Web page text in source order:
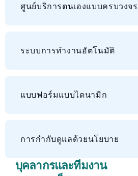
ศูนย์บริการตนเองแบบครบวงจร
ระบบการทำงานอัตโนมัติ
แบบฟอร์มแบบไดนามิก
การกำกับดูแลด้วยนโยบาย
บุคลากรและทีมงาน